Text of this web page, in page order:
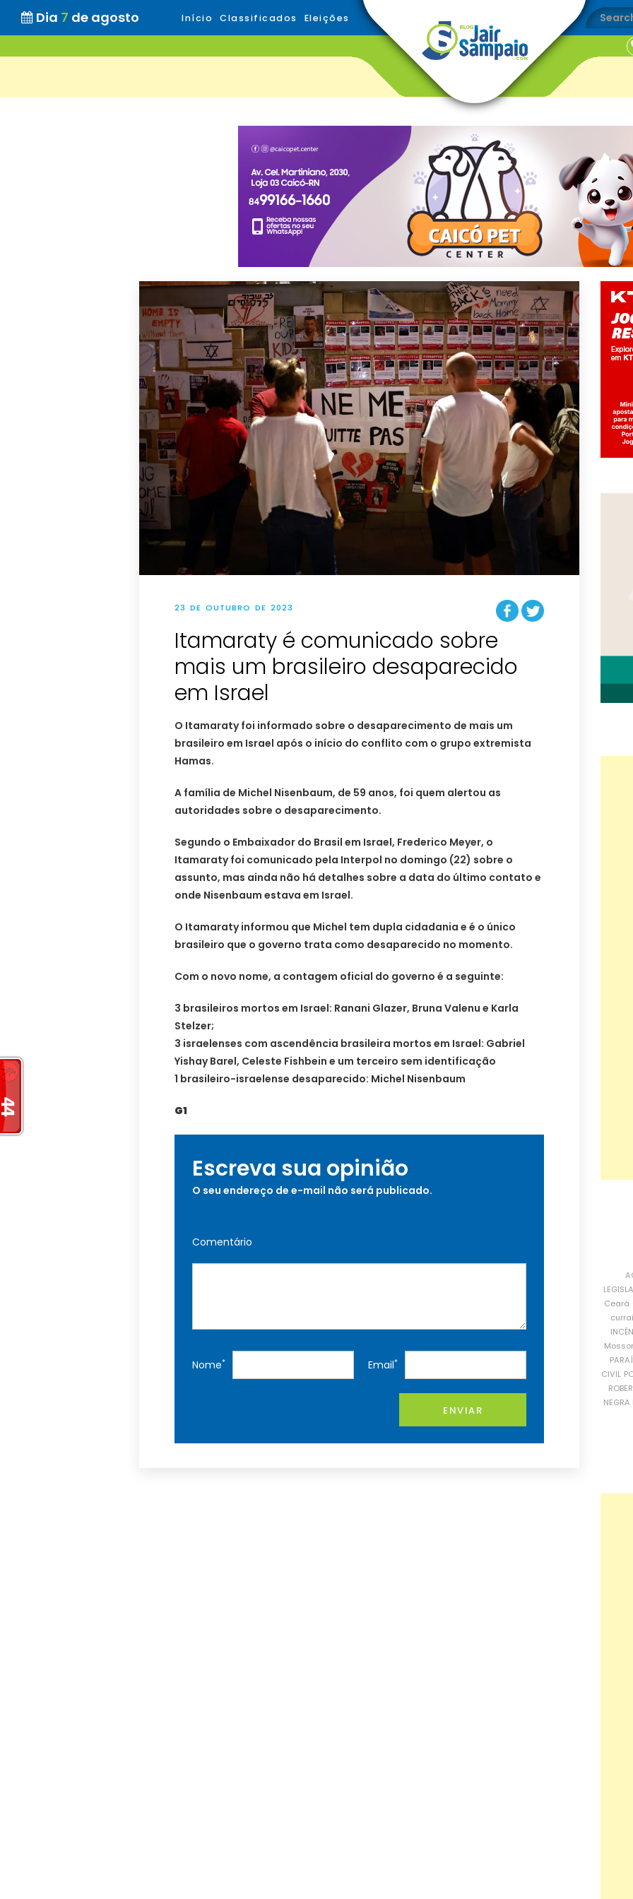
Dia 7 de agosto Início Classificados Eleições
23 DE OUTUBRO DE 2023
Itamaraty é comunicado sobre
mais um brasileiro desaparecido
em Israel
O Itamaraty foi informado sobre o desaparecimento de mais um
brasileiro em Israel após o início do conflito com o grupo extremista
Hamas.
A família de Michel Nisenbaum, de 59 anos, foi quem alertou as
autoridades sobre o desaparecimento.
Segundo o Embaixador do Brasil em Israel, Frederico Meyer, o
Itamaraty foi comunicado pela Interpol no domingo (22) sobre o
assunto, mas ainda não há detalhes sobre a data do último contato e
onde Nisenbaum estava em Israel.
O Itamaraty informou que Michel tem dupla cidadania e é o único
brasileiro que o governo trata como desaparecido no momento.
Com o novo nome, a contagem oficial do governo é a seguinte:
3 brasileiros mortos em Israel: Ranani Glazer, Bruna Valenu e Karla
Stelzer;
3 israelenses com ascendência brasileira mortos em Israel: Gabriel
Yishay Barel, Celeste Fishbein e um terceiro sem identificação
1 brasileiro-israelense desaparecido: Michel Nisenbaum
G1
Escreva sua opinião
O seu endereço de e-mail não será publicado.
Comentário
Nome* Email*
ENVIAR
Ceará
CIVIL
NEGRA